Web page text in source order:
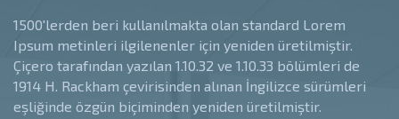
1500'lerden beri kullanılmakta olan standard Lorem
Ipsum metinleri ilgilenenler için yeniden üretilmiştir.
Çiçero tarafından yazılan 1.10.32 ve 1.10.33 bölümleri de
1914 H. Rackham çevirisinden alınan İngilizce sürümleri
eşliğinde özgün biçiminden yeniden üretilmiştir.